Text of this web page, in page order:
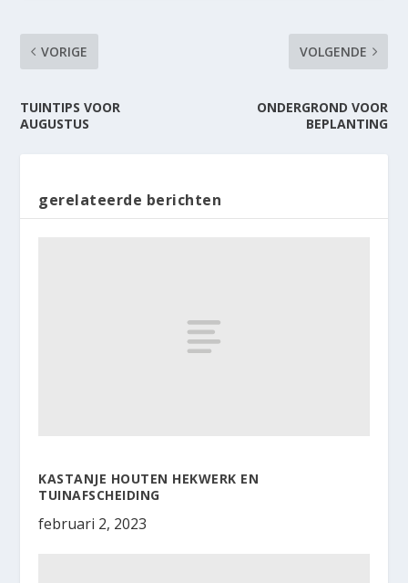
VORIGE
TUINTIPS VOOR
AUGUSTUS
VOLGENDE
ONDERGROND VOOR
BEPLANTING
gerelateerde berichten
KASTANJE HOUTEN HEKWERK EN
TUINAFSCHEIDING
februari 2, 2023